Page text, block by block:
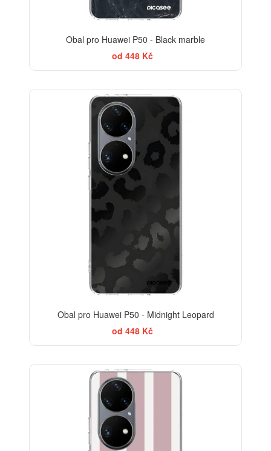
Obal pro Huawei P50 - Black marble
od 448 Kč
Obal pro Huawei P50 - Midnight Leopard
od 448 Kč